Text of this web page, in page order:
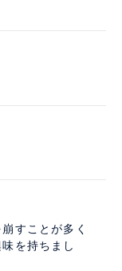
すことが多く
を持ちまし